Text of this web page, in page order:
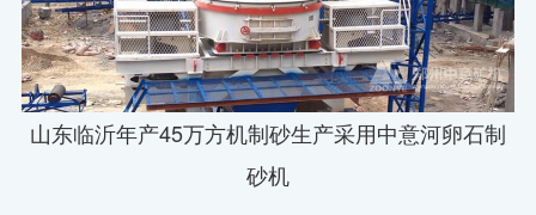
山东临沂年产45万方机制砂生产采用中意河卵石制
砂机